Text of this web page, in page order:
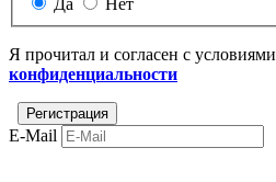
Я прочитал и согласен с условиями
конфиденциальности
E-Mail